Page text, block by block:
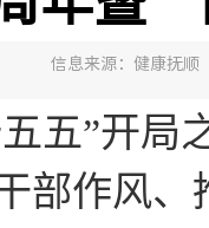
信息来源：健康抚顺
五五”开
部作风